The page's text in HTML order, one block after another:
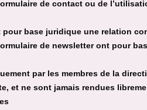
de contact ou de
base juridique une relation
de newsletter ont pour
par les membres de la
et ne sont jamais rendues